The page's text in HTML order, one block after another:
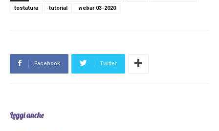
tostatura
tutorial webar 03-2020
Facebook Twitter
Leggi anche